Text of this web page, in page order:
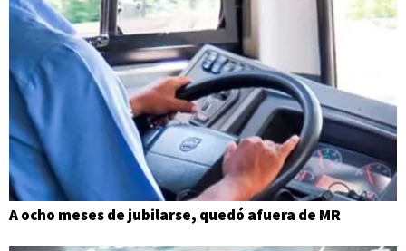
A ocho meses de jubilarse, quedó afuera de MR